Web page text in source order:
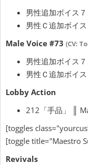
男性追加ボイス７
男性Ｃ追加ボイス
Male Voice #73 (CV:
男性追加ボイス７
男性Ｃ追加ボイス
Lobby Action
212「手品」 ║
[toggles
[toggle title="Maestro
Revivals